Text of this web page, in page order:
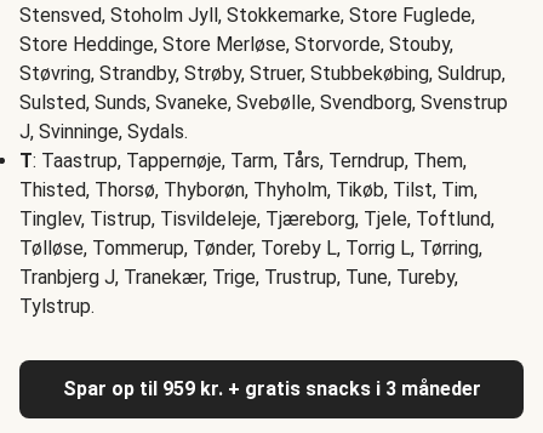
Stensved, Stoholm Jyll, Stokkemarke, Store Fuglede,
Store Heddinge, Store Merløse, Storvorde, Stouby,
Støvring, Strandby, Strøby, Struer, Stubbekøbing, Suldrup,
Sulsted, Sunds, Svaneke, Svebølle, Svendborg, Svenstrup
J, Svinninge, Sydals.
T: Taastrup, Tappernøje, Tarm, Tårs, Terndrup, Them,
Thisted, Thorsø, Thyborøn, Thyholm, Tikøb, Tilst, Tim,
Tinglev, Tistrup, Tisvildeleje, Tjæreborg, Tjele, Toftlund,
Tølløse, Tommerup, Tønder, Toreby L, Torrig L, Tørring,
Tranbjerg J, Tranekær, Trige, Trustrup, Tune, Tureby,
Tylstrup.
Spar op til 959 kr. + gratis snacks i 3 måneder